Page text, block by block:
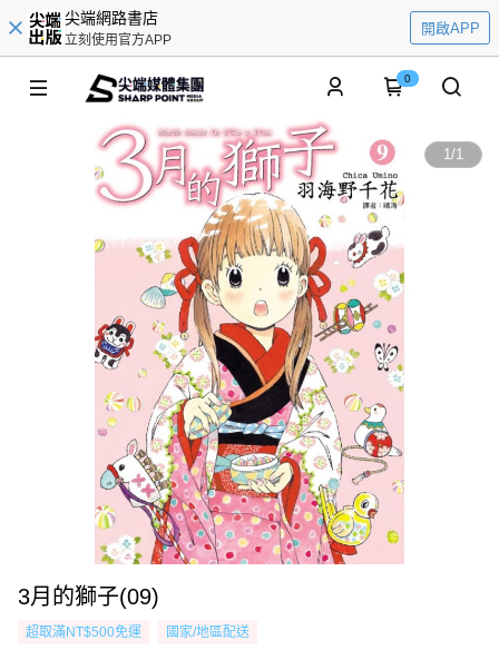
尖端網路書店
立刻使用官方APP
開啟APP
0
1/1
3月的獅子(09)
超取滿NT$500免運 國家/地區配送